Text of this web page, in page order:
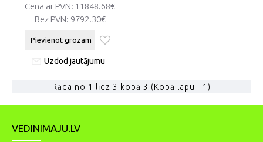
Cena ar PVN: 11848.68€
Bez PVN: 9792.30€
Pievienot grozam
Uzdod jautājumu
Rāda no 1 līdz 3 kopā 3 (Kopā lapu - 1)
VEDINIMAJU.LV